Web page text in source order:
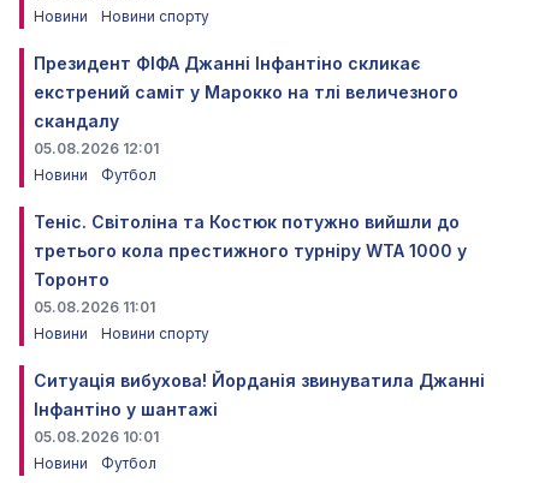
Новини
Новини спорту
Президент ФІФА Джанні Інфантіно скликає
екстрений саміт у Марокко на тлі величезного
скандалу
05.08.2026 12:01
Новини
Футбол
Теніс. Світоліна та Костюк потужно вийшли до
третього кола престижного турніру WTA 1000 у
Торонто
05.08.2026 11:01
Новини
Новини спорту
Ситуація вибухова! Йорданія звинуватила Джанні
Інфантіно у шантажі
05.08.2026 10:01
Новини
Футбол